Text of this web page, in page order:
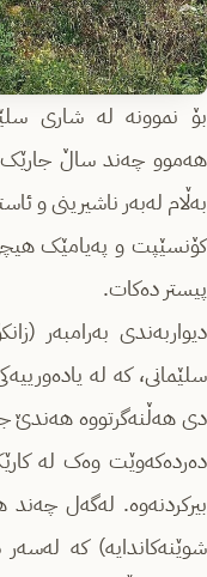
بۆ نموونە لە شاری
هەموو چەند ساڵ جارێک
بەڵام لەبەر ناشیرینی و
کۆنسێپت و پەیامێک
پیستر دەکات.
دیواربەندی بەرامبەر
سلێمانی، کە لە
دی هەڵنەگرتووە هەندێ
دەردەکەوێت وەک لە
بیرکردنەوە. لەگەل چەند
شوێنەکاندایە) کە لەسەر